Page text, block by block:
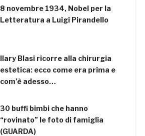
8 novembre 1934, Nobel per la
Letteratura a Luigi Pirandello
Ilary Blasi ricorre alla chirurgia
estetica: ecco come era prima e
com’è adesso…
30 buffi bimbi che hanno
“rovinato” le foto di famiglia
(GUARDA)